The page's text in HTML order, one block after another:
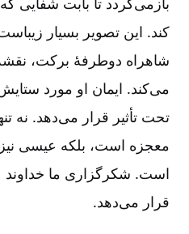
کند. این تصویر بسیار
شاهراه دوطرفۀ برکت،
می‌کند. ایمان او مورد
تحت تأثیر قرار می‌دهد. نه
معجزه است، بلکه عیسی
است. شکرگزاری ما خداوند
قرار می‌دهد.